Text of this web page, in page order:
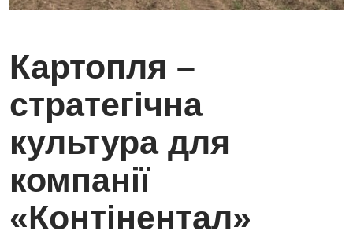
Картопля –
стратегічна
культура для
компанії
«Контінентал»